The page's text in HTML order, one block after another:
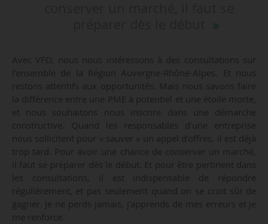
Avec VFD, nous nous intéressons à des consultations sur
l’ensemble de la Région Auvergne-Rhône-Alpes. Et nous
restons attentifs aux opportunités. Mais nous savons faire
la différence entre une PME à potentiel et une étoile morte,
et nous souhaitons nous inscrire dans une démarche
constructive. Quand les responsables d’une entreprise
nous sollicitent pour « sauver » un appel d’offres, il est déjà
trop tard. Pour avoir une chance de conserver un marché,
il faut se préparer dès le début. Et pour être pertinent dans
les consultations, il est indispensable de répondre
régulièrement, et pas seulement quand on se croit sûr de
gagner. Je ne perds jamais, j’apprends de mes erreurs et je
me renforce.